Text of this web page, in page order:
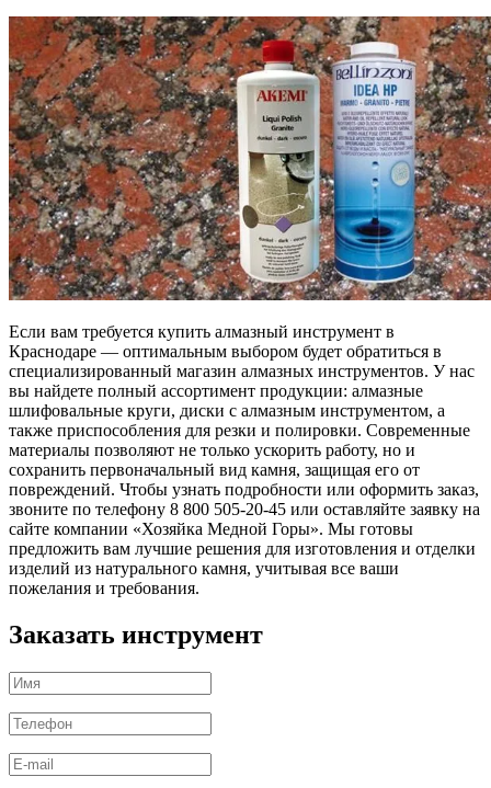
Если вам требуется купить алмазный инструмент в
Краснодаре — оптимальным выбором будет обратиться в
специализированный магазин алмазных инструментов. У нас
вы найдете полный ассортимент продукции: алмазные
шлифовальные круги, диски с алмазным инструментом, а
также приспособления для резки и полировки. Современные
материалы позволяют не только ускорить работу, но и
сохранить первоначальный вид камня, защищая его от
повреждений. Чтобы узнать подробности или оформить заказ,
звоните по телефону 8 800 505-20-45 или оставляйте заявку на
сайте компании «Хозяйка Медной Горы». Мы готовы
предложить вам лучшие решения для изготовления и отделки
изделий из натурального камня, учитывая все ваши
пожелания и требования.
Заказать инструмент